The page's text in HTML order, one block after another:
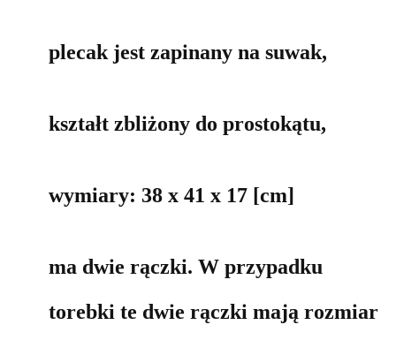
plecak jest zapinany na suwak,
kształt zbliżony do prostokątu,
wymiary: 38 x 41 x 17 [cm]
ma dwie rączki. W przypadku
torebki te dwie rączki mają rozmiar